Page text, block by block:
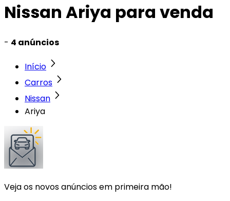
Nissan Ariya para venda
- 4 anúncios
Início
Carros
Nissan
Ariya
Veja os novos anúncios em primeira mão!